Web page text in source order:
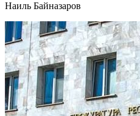
Наиль Байназаров